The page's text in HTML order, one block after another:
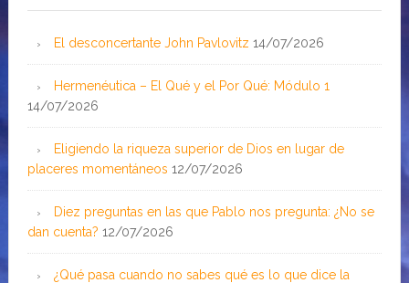
El desconcertante John Pavlovitz 14/07/2026
Hermenéutica – El Qué y el Por Qué: Módulo 1
14/07/2026
Eligiendo la riqueza superior de Dios en lugar de
placeres momentáneos 12/07/2026
Diez preguntas en las que Pablo nos pregunta: ¿No se
dan cuenta? 12/07/2026
¿Qué pasa cuando no sabes qué es lo que dice la